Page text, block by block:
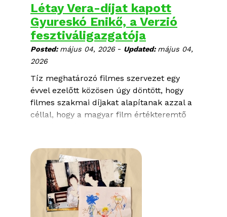
Létay Vera-díjat kapott
Gyureskó Enikő, a Verzió
fesztiváligazgatója
Posted:május 04, 2026 - Updated:május 04,
2026
Tíz meghatározó filmes szervezet egy
évvel ezelőtt közösen úgy döntött, hogy
filmes szakmai díjakat alapítanak azzal a
céllal, hogy a magyar film értékteremtő
minden évben április 30-án, a Magyar
Film Napján adnak át. A Fábri Zoltán -
Életmű-; Gyarmathy Lívia - Kiváló
Filmművész-; a Bódy Gábor-; Létay Vera -
Filmes Szakmai-díjakat, valamint a
posztumusz szakmai elismerést a